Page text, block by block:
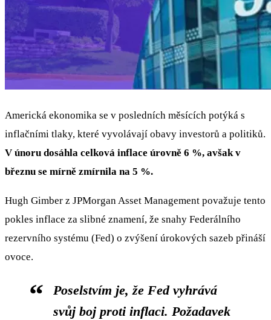
Americká ekonomika se v posledních měsících potýká s
inflačními tlaky, které vyvolávají obavy investorů a politiků.
V únoru dosáhla celková inflace úrovně 6 %, avšak v
březnu se mírně zmírnila na 5 %.
Hugh Gimber z JPMorgan Asset Management považuje tento
pokles inflace za slibné znamení, že snahy Federálního
rezervního systému (Fed) o zvýšení úrokových sazeb přináší
ovoce.
Poselstvím je, že Fed vyhrává
svůj boj proti inflaci. Požadavek